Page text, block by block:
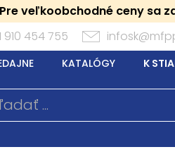
Pre veľkoobchodné ceny sa
910 454 755
KATALÓGY K